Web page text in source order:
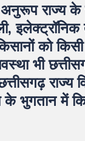
राज्य के
को
भी
के भुगतान में